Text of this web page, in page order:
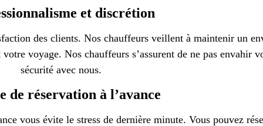
et discrétion
des clients. Nos chauffeurs veillent à maintenir un
voyage. Nos chauffeurs s’assurent de ne pas envahir
sécurité avec nous.
de réservation à l’avance
vous évite le stress de dernière minute. Vous pouvez